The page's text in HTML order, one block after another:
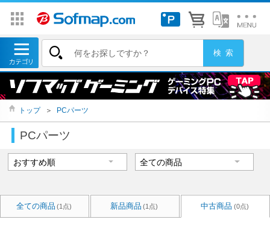
トップ ＞ PCパーツ
PCパーツ
全ての商品 (1点) 新品商品 (1点) 中古商品 (0点)